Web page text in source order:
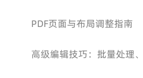
PDF页面与布局调整指南
高级编辑技巧：批量处理